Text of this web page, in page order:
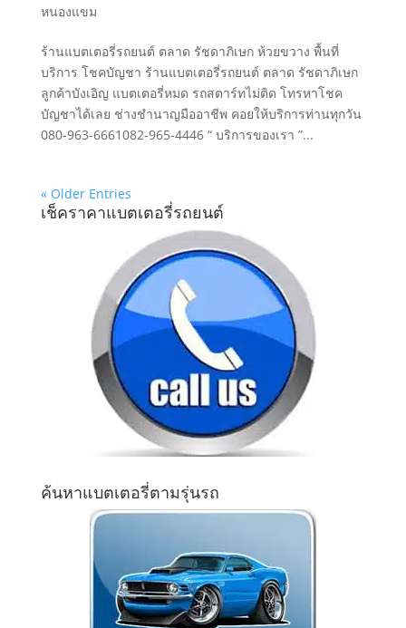
หนองแขม
ร้านแบตเตอรี่รถยนต์ ตลาด รัชดาภิเษก ห้วยขวาง พื้นที่
บริการ โชคบัญชา ร้านแบตเตอรี่รถยนต์ ตลาด รัชดาภิเษก
ลูกค้าบังเอิญ แบตเตอรี่หมด รถสตาร์ทไม่ติด โทรหาโชค
บัญชาได้เลย ช่างชำนาญมืออาชีพ คอยให้บริการท่านทุกวัน
080-963-6661082-965-4446 “ บริการของเรา ”...
« Older Entries
เช็คราคาแบตเตอรี่รถยนต์
ค้นหาแบตเตอรี่ตามรุ่นรถ